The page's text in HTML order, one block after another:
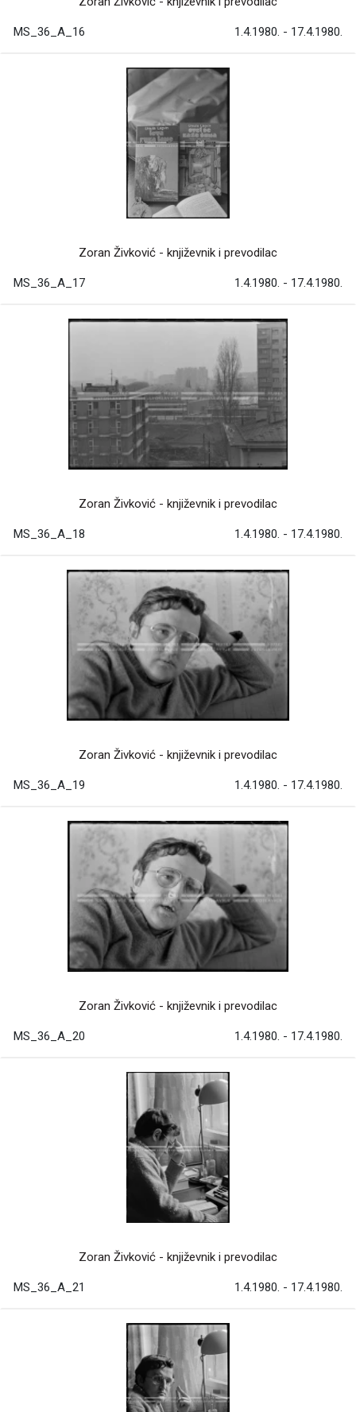
MS_36_A_16 1.4.1980. - 17.4.1980.
Zoran Živković - književnik i prevodilac
MS_36_A_17 1.4.1980. - 17.4.1980.
Zoran Živković - književnik i prevodilac
MS_36_A_18 1.4.1980. - 17.4.1980.
Zoran Živković - književnik i prevodilac
MS_36_A_19 1.4.1980. - 17.4.1980.
Zoran Živković - književnik i prevodilac
MS_36_A_20 1.4.1980. - 17.4.1980.
Zoran Živković - književnik i prevodilac
MS_36_A_21 1.4.1980. - 17.4.1980.